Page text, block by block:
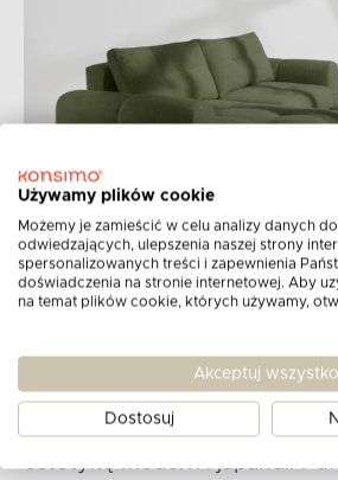
Cała kolekcja RAVIA ,
pufy, tworzy spójny i
wypoczynkowy, który
estetykę modern i japandi.
Używamy plików cookie
Możemy je zamieścić w celu analizy danych
odwiedzających, ulepszenia naszej strony
spersonalizowanych treści i zapewnienia
doświadczenia na stronie internetowej. Aby
na temat plików cookie, których używamy,
Akceptuj wszystko
Dostosuj